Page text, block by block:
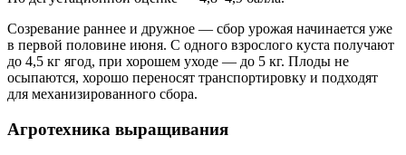
Созревание раннее и дружное — сбор урожая начинается уже
в первой половине июня. С одного взрослого куста получают
до 4,5 кг ягод, при хорошем уходе — до 5 кг. Плоды не
осыпаются, хорошо переносят транспортировку и подходят
для механизированного сбора.
Агротехника выращивания